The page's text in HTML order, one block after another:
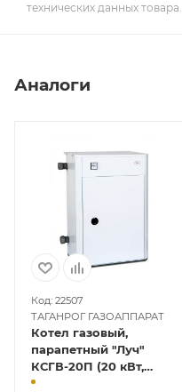
технических данных товара.
Аналоги
Код: 22507
ТАГАНРОГ ГАЗОАППАРАТ
Котел газовый,
парапетный "Луч"
КСГВ-20П (20 кВт,
двухконтурный,